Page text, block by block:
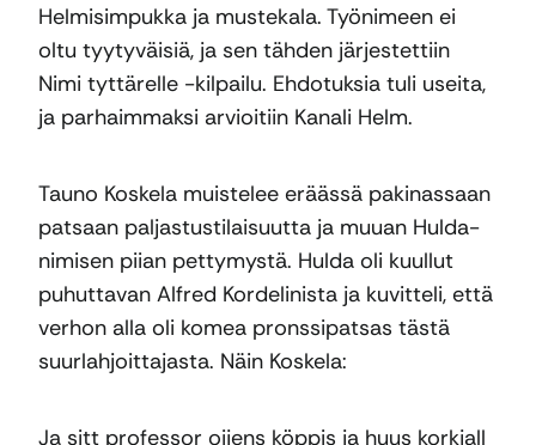
Helmisimpukka ja mustekala. Työnimeen ei
oltu tyytyväisiä, ja sen tähden järjestettiin
Nimi tyttärelle -kilpailu. Ehdotuksia tuli useita,
ja parhaimmaksi arvioitiin Kanali Helm.
Tauno Koskela muistelee eräässä pakinassaan
patsaan paljastustilaisuutta ja muuan Hulda-
nimisen piian pettymystä. Hulda oli kuullut
puhuttavan Alfred Kordelinista ja kuvitteli, että
verhon alla oli komea pronssipatsas tästä
suurlahjoittajasta. Näin Koskela:
Ja sitt professor oijens köppis ja huus korkjall